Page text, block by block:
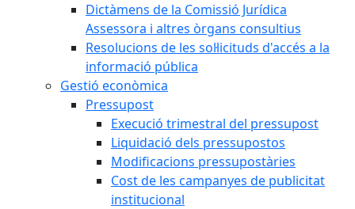
Dictàmens de la Comissió Jurídica
Assessora i altres òrgans consultius
Resolucions de les sol·licituds d'accés a la
informació pública
Gestió econòmica
Pressupost
Execució trimestral del pressupost
Liquidació dels pressupostos
Modificacions pressupostàries
Cost de les campanyes de publicitat
institucional